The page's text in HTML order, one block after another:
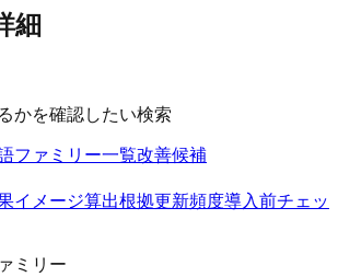
細
かを確認したい検索
ファミリー一覧改善候補
イメージ算出根拠更新頻度導入前チェッ
ミリー